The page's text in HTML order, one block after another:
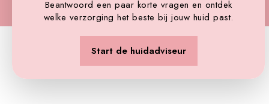
Beantwoord een paar korte vragen en ontdek
welke verzorging het beste bij jouw huid past.
Start de huidadviseur